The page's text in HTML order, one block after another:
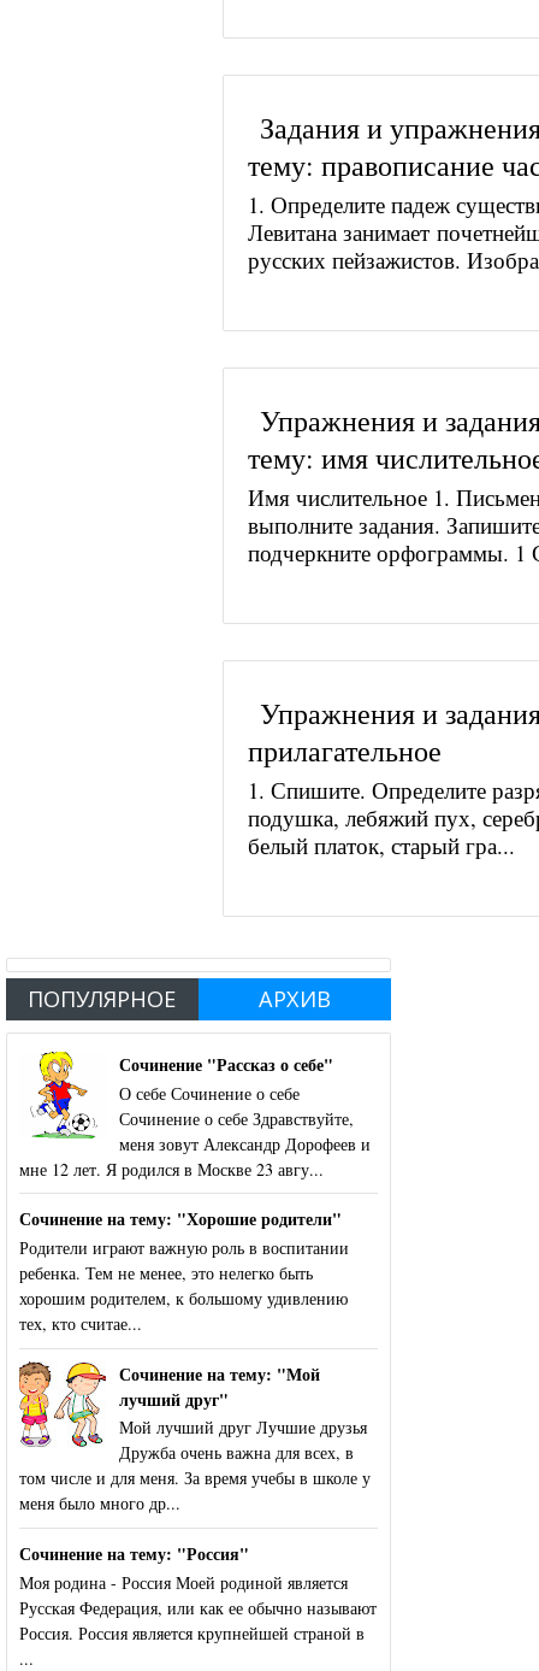
Задания и
тему: правописание
1. Определите падеж
Левитана занимает
русских пейзажистов.
Упражнения и
тему: имя
Имя числительное 1.
выполните задания.
подчеркните орфограммы. 1
Упражнения и
прилагательное
1. Спишите. Определите
подушка, лебяжий пух,
белый платок, старый гра...
ПОПУЛЯРНОЕ АРХИВ
Сочинение "Рассказ о себе"
О себе Сочинение о себе
Сочинение о себе Здравствуйте,
меня зовут Александр Дорофеев и
мне 12 лет. Я родился в Москве 23 авгу...
Сочинение на тему: "Хорошие родители"
Родители играют важную роль в воспитании
ребенка. Тем не менее, это нелегко быть
хорошим родителем, к большому удивлению
тех, кто считае...
Сочинение на тему: "Мой
лучший друг"
Мой лучший друг Лучшие друзья
Дружба очень важна для всех, в
том числе и для меня. За время учебы в школе у
меня было много др...
Сочинение на тему: "Россия"
Моя родина - Россия Моей родиной является
Русская Федерация, или как ее обычно называют
Россия. Россия является крупнейшей страной в
...